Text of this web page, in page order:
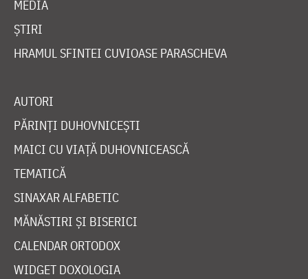
MEDIA
ȘTIRI
HRAMUL SFINTEI CUVIOASE PARASCHEVA
AUTORI
PĂRINȚI DUHOVNICEȘTI
MAICI CU VIAȚĂ DUHOVNICEASCĂ
TEMATICĂ
SINAXAR ALFABETIC
MĂNĂSTIRI ȘI BISERICI
CALENDAR ORTODOX
WIDGET DOXOLOGIA